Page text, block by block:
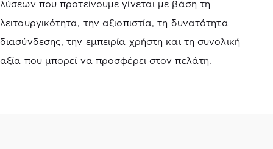
λύσεων που προτείνουμε γίνεται με βάση τη
λειτουργικότητα, την αξιοπιστία, τη δυνατότητα
διασύνδεσης, την εμπειρία χρήστη και τη συνολική
αξία που μπορεί να προσφέρει στον πελάτη.